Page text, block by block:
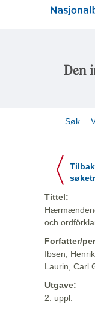
Den
Søk
Tittel:
och
Forfatter/
Ibsen, Henrik
Laurin, Carl
Utgave:
2. uppl.